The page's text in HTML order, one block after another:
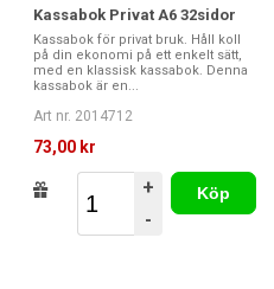
Kassabok Privat A6 32sidor
Kassabok för privat bruk. Håll koll
på din ekonomi på ett enkelt sätt,
med en klassisk kassabok. Denna
kassabok är en...
Art nr. 2014712
73,00 kr
+
-
Köp